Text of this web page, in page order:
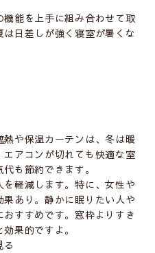
能を上手に組み合わせて取
日差しが強く寝室が暑くな
や保温カーテンは、冬は暖
アコンが切れても快適な室
も節約できます。
軽減します。特に、女性や
あり。静かに眠りたい人や
すすめです。窓枠よりすき
果的ですよ。
る